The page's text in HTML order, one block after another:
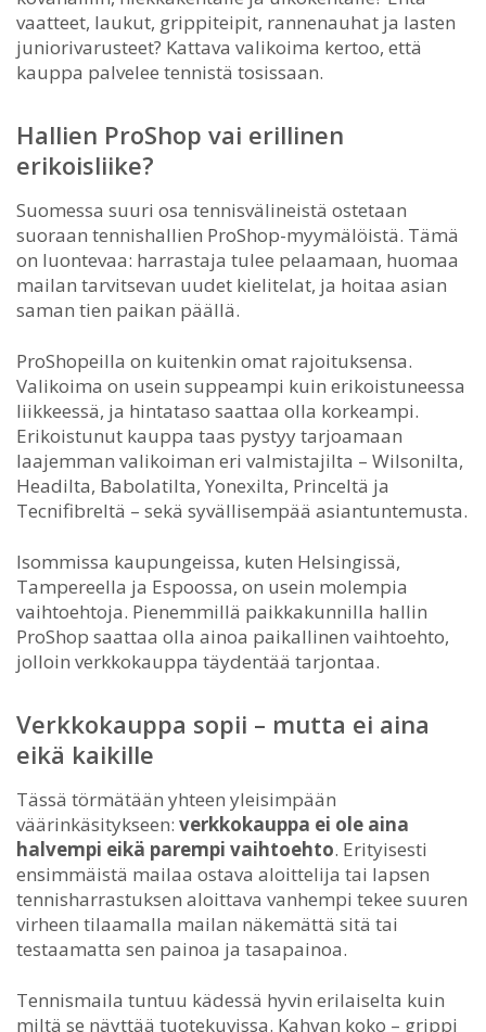
vaatteet, laukut, grippiteipit, rannenauhat ja lasten
juniorivarusteet? Kattava valikoima kertoo, että
kauppa palvelee tennistä tosissaan.
Hallien ProShop vai erillinen
erikoisliike?
Suomessa suuri osa tennisvälineistä ostetaan
suoraan tennishallien ProShop-myymälöistä. Tämä
on luontevaa: harrastaja tulee pelaamaan, huomaa
mailan tarvitsevan uudet kielitelat, ja hoitaa asian
saman tien paikan päällä.
ProShopeilla on kuitenkin omat rajoituksensa.
Valikoima on usein suppeampi kuin erikoistuneessa
liikkeessä, ja hintataso saattaa olla korkeampi.
Erikoistunut kauppa taas pystyy tarjoamaan
laajemman valikoiman eri valmistajilta – Wilsonilta,
Headilta, Babolatilta, Yonexilta, Princeltä ja
Tecnifibreltä – sekä syvällisempää asiantuntemusta.
Isommissa kaupungeissa, kuten Helsingissä,
Tampereella ja Espoossa, on usein molempia
vaihtoehtoja. Pienemmillä paikkakunnilla hallin
ProShop saattaa olla ainoa paikallinen vaihtoehto,
jolloin verkkokauppa täydentää tarjontaa.
Verkkokauppa sopii – mutta ei aina
eikä kaikille
Tässä törmätään yhteen yleisimpään
väärinkäsitykseen: verkkokauppa ei ole aina
halvempi eikä parempi vaihtoehto. Erityisesti
ensimmäistä mailaa ostava aloittelija tai lapsen
tennisharrastuksen aloittava vanhempi tekee suuren
virheen tilaamalla mailan näkemättä sitä tai
testaamatta sen painoa ja tasapainoa.
Tennismaila tuntuu kädessä hyvin erilaiselta kuin
miltä se näyttää tuotekuvissa. Kahvan koko – grippi